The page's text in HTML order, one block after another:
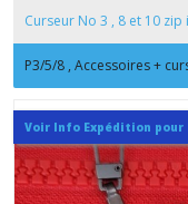
Curseur No 3 , 8 et 10
P3/5/8 , Accessoires +
reparation fermeture
8